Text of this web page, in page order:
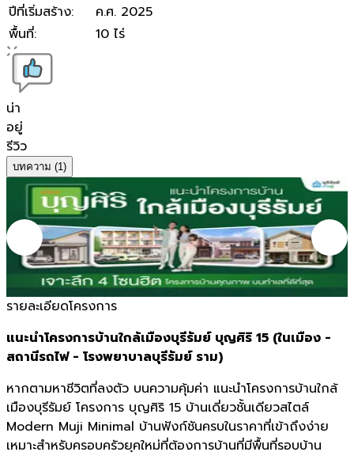
ปีที่เริ่มสร้าง:
ค.ศ. 2025
พื้นที่: 10 ไร่
น่า
อยู่
รีวิว
บทความ (1)
บุรีรัมย์
แนะนําโครงการบ้านใกล้เมืองบุรีรัมย์ เจาะลึก 4 โซน
ฮิต บนทําเลที่ดีที่สุด
อัปเดต:26 พ.ค. 2026
รายละเอียดโครงการ
แนะนำโครงการบ้านใกล้เมืองบุรีรัมย์ บุญศิริ 15 (ในเมือง -
สถานีรถไฟ - โรงพยาบาลบุรีรัมย์ ราม)
หากตามหาชีวิตที่ลงตัว บนความคุ้มค่า แนะนำโครงการบ้านใกล้
เมืองบุรีรัมย์ โครงการ บุญศิริ 15 บ้านเดี่ยวชั้นเดียวสไตล์
Modern Muji Minimal บ้านฟังก์ชันครบในราคาที่เข้าถึงง่าย
เหมาะสำหรับครอบครัวยุคใหม่ที่ต้องการบ้านที่มีพื้นที่รอบบ้าน